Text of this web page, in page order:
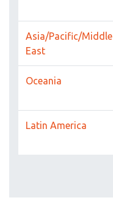
Asia/Pacific/Middle
East
Oceania
Latin America